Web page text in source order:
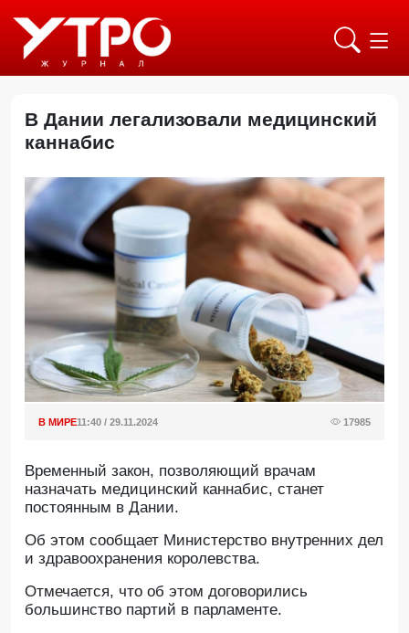
В Дании легализовали медицинский
каннабис
В МИРЕ11:40 / 29.11.2024 17985
Временный закон, позволяющий врачам
назначать медицинский каннабис, станет
постоянным в Дании.
Об этом сообщает Министерство внутренних дел
и здравоохранения королевства.
Отмечается, что об этом договорились
большинство партий в парламенте.